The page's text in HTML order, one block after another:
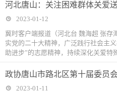
河北唐山：关注困难群体关爱
2023-01-12
冀时客户端报道（河北台 魏海超 张存
实党的二十大精神，广泛践行社会主
助进步”的志愿精神，持续深化关爱特
政协唐山市路北区第十届委员
2023-01-11